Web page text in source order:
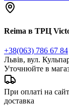
Reima в ТРЦ
+38(063) 786 67 84
Львів, вул.
Уточнюйте в
При оплаті на
доставка